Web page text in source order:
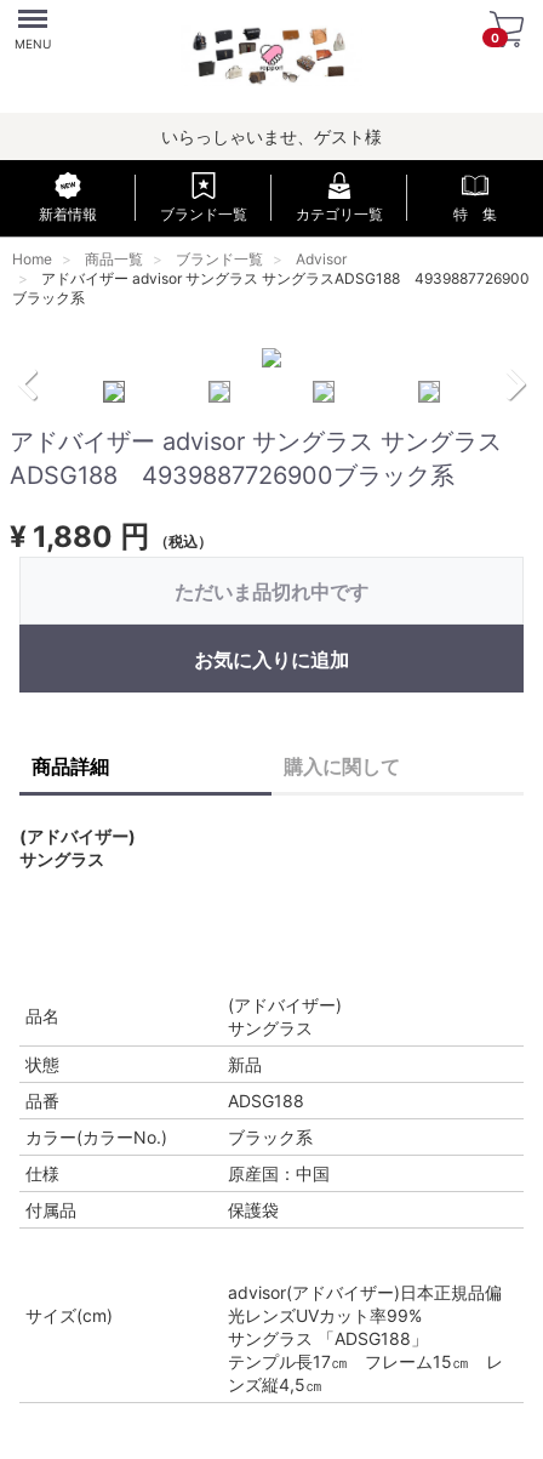
Menu
MENU 0
いらっしゃいませ、ゲスト様
新着情報 ブランド一覧 カテゴリ一覧 特 集
Home 商品一覧 ブランド一覧
Advisor
アドバイザー advisor サングラス サングラスADSG188 4939887726900
ブラック系
アドバイザー advisor サングラス サングラス
ADSG188 4939887726900ブラック系
¥ 1,880 円 （税込）
ただいま品切れ中です
お気に入りに追加
商品詳細 購入に関して
(アドバイザー)
サングラス
品名
(アドバイザー)
サングラス
状態
新品
品番
ADSG188
カラー(カラーNo.)
ブラック系
仕様
原産国：中国
付属品
保護袋
サイズ(cm)
advisor(アドバイザー)日本正規品偏
光レンズUVカット率99%
サングラス 「ADSG188」
テンプル長17㎝ フレーム15㎝ レ
ンズ縦4,5㎝